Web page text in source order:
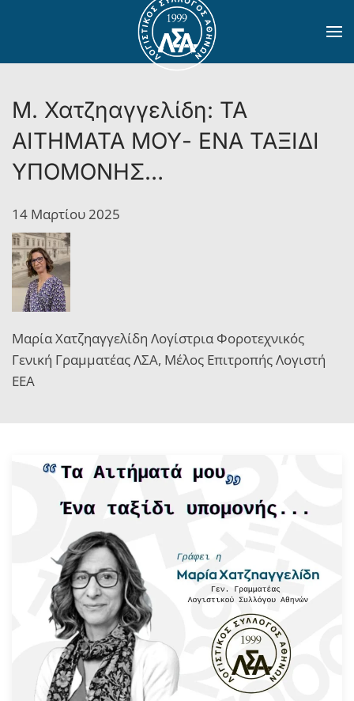
Skip to main content
Μ. Χατζηαγγελίδη: ΤΑ
ΑΙΤΗΜΑΤΑ ΜΟΥ- ΕΝΑ ΤΑΞΙΔΙ
ΥΠΟΜΟΝΗΣ…
14 Μαρτίου 2025
Μαρία Χατζηαγγελίδη Λογίστρια Φοροτεχνικός
Γενική Γραμματέας ΛΣΑ, Μέλος Επιτροπής Λογιστή
ΕΕΑ